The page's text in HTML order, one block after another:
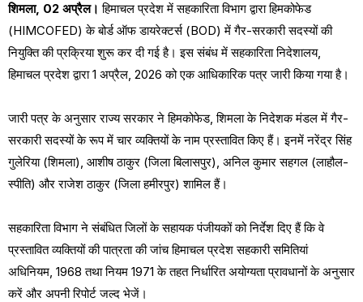
शिमला, 02 अप्रैल।हिमाचल प्रदेश में सहकारिता विभाग द्वारा हिमकोफेड
(HIMCOFED) के बोर्ड ऑफ डायरेक्टर्स (BOD) में गैर-सरकारी सदस्यों की
नियुक्ति की प्रक्रिया शुरू कर दी गई है। इस संबंध में सहकारिता निदेशालय,
हिमाचल प्रदेश द्वारा 1 अप्रैल, 2026 को एक आधिकारिक पत्र जारी किया गया है।
जारी पत्र के अनुसार राज्य सरकार ने हिमकोफेड, शिमला के निदेशक मंडल में गैर-
सरकारी सदस्यों के रूप में चार व्यक्तियों के नाम प्रस्तावित किए हैं। इनमें नरेंद्र सिंह
गुलेरिया (शिमला), आशीष ठाकुर (जिला बिलासपुर), अनिल कुमार सहगल (लाहौल-
स्पीति) और राजेश ठाकुर (जिला हमीरपुर) शामिल हैं।
सहकारिता विभाग ने संबंधित जिलों के सहायक पंजीयकों को निर्देश दिए हैं कि वे
प्रस्तावित व्यक्तियों की पात्रता की जांच हिमाचल प्रदेश सहकारी समितियां
अधिनियम, 1968 तथा नियम 1971 के तहत निर्धारित अयोग्यता प्रावधानों के अनुसार
करें और अपनी रिपोर्ट जल्द भेजें।